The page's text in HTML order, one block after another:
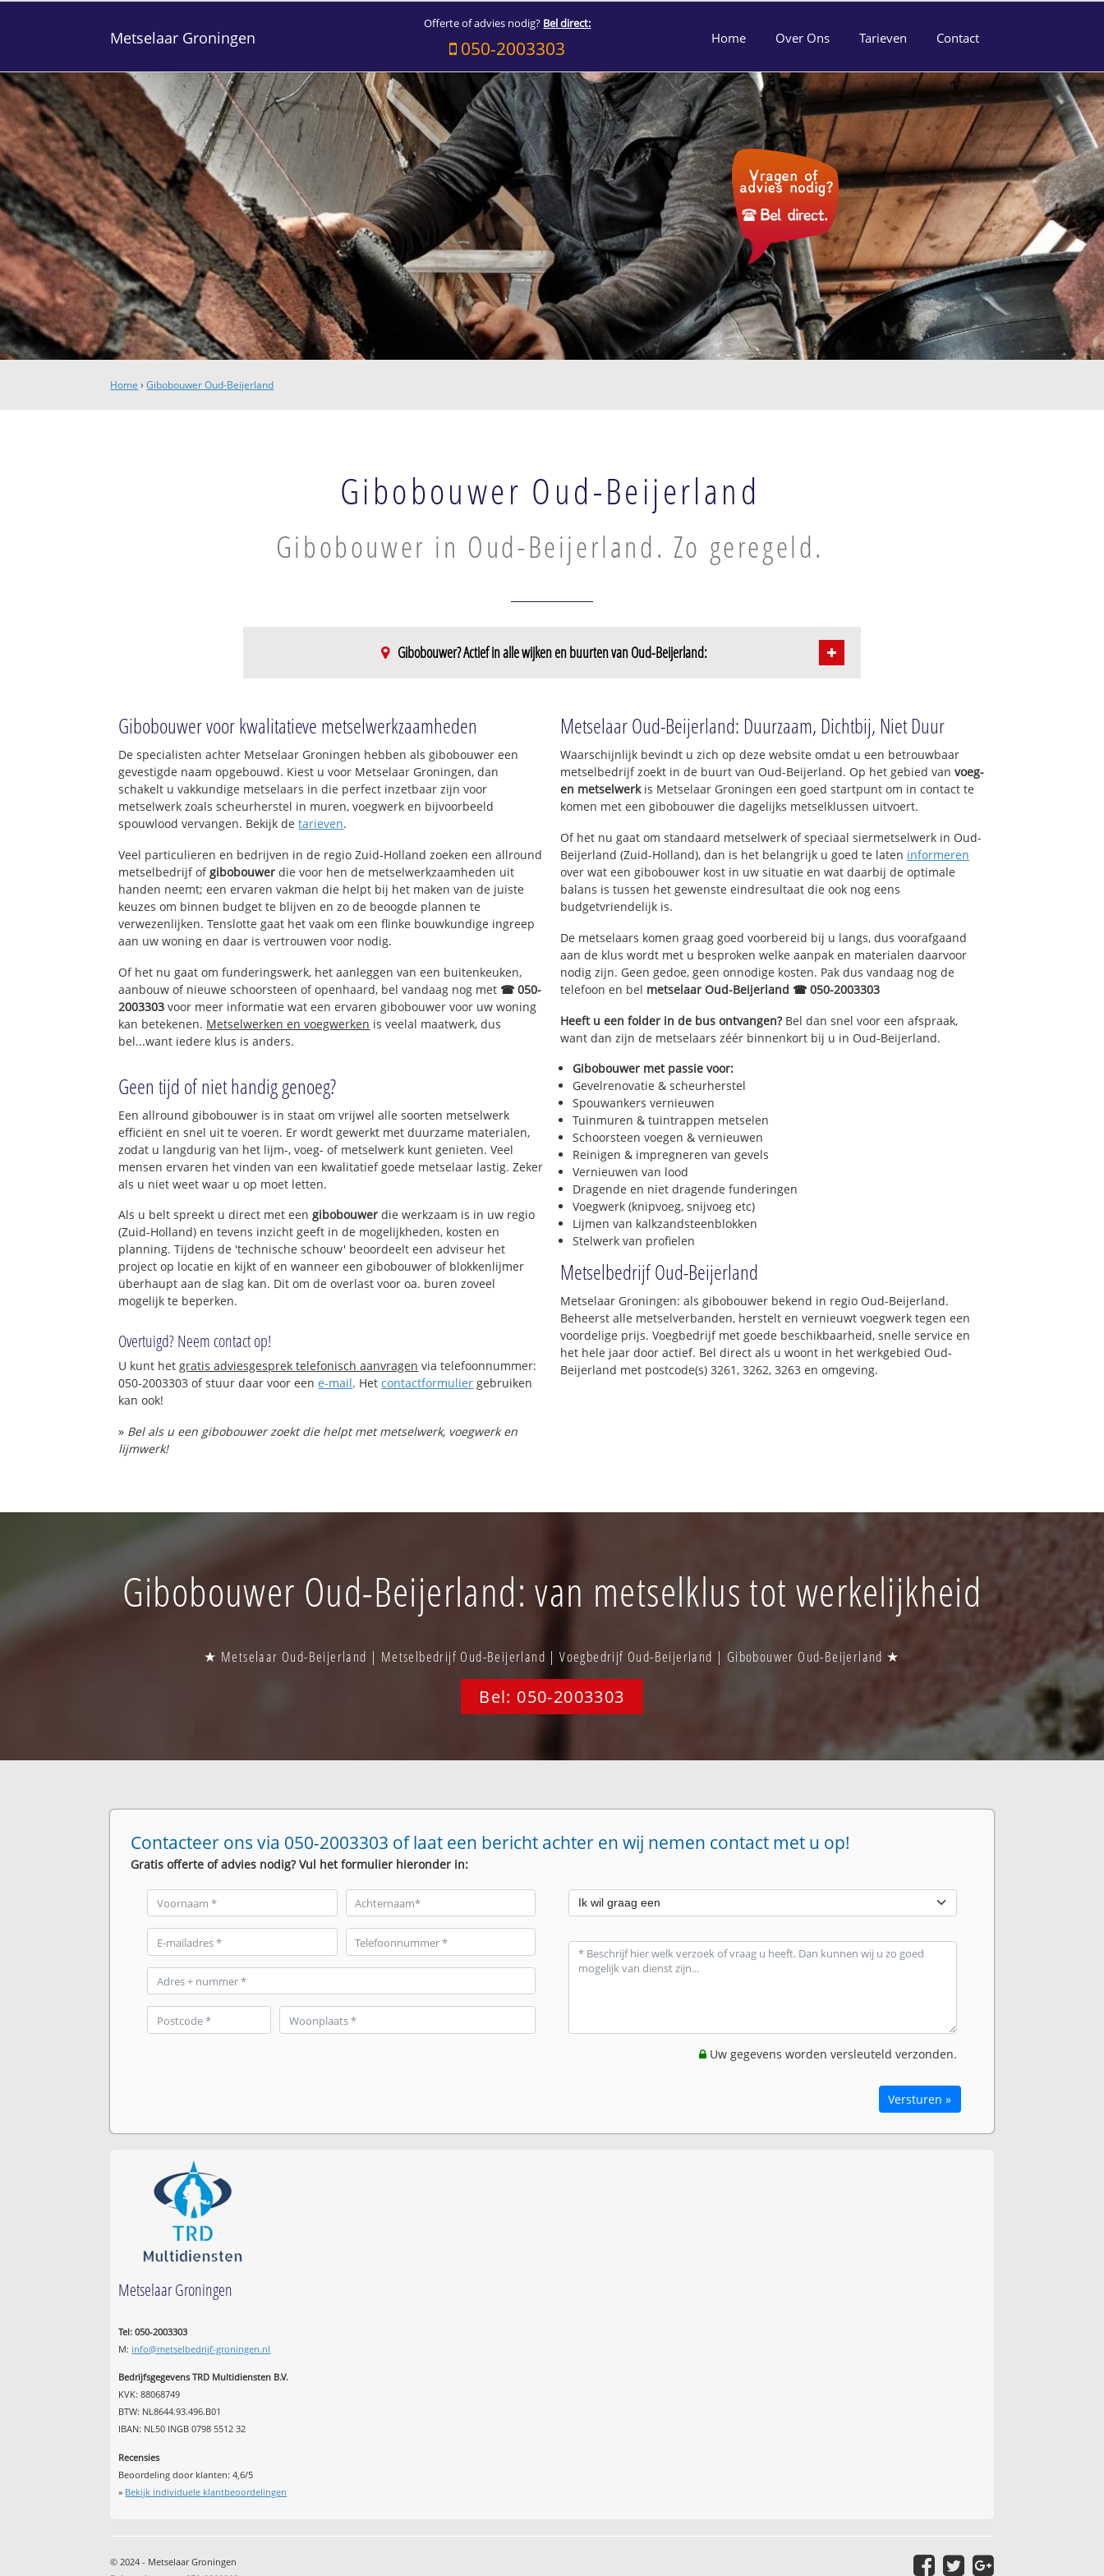
Metselaar Groningen
Offerte of advies nodig? Bel direct:
050-2003303 Home Over Ons Tarieven Contact
Home ›Gibobouwer Oud-Beijerland
Gibobouwer Oud-Beijerland
Gibobouwer in Oud-Beijerland. Zo geregeld.
Gibobouwer? Actief in alle wijken en buurten van Oud-Beijerland:
Oosterse Gorzenwijk
Centrum-Noord
Croonenburghwijk
Centrum-Zuid
Zeeheldenwijk
Zuidwijk
Zoomwijck
Spuioeverwijk
Bedrijventerrein Langeweg,
Rembrandtstraat
Poortwijk
Zinkweg buurtschap
Landelijk gebied
Gibobouwer voor kwalitatieve metselwerkzaamheden
De specialisten achter Metselaar Groningen hebben als gibobouwer een
gevestigde naam opgebouwd. Kiest u voor Metselaar Groningen, dan
schakelt u vakkundige metselaars in die perfect inzetbaar zijn voor
metselwerk zoals scheurherstel in muren, voegwerk en bijvoorbeeld
spouwlood vervangen. Bekijk detarieven.
Veel particulieren en bedrijven in de regio Zuid-Holland zoeken een allround
metselbedrijf ofgibobouwer die voor hen de metselwerkzaamheden uit
handen neemt; een ervaren vakman die helpt bij het maken van de juiste
keuzes om binnen budget te blijven en zo de beoogde plannen te
verwezenlijken. Tenslotte gaat het vaak om een flinke bouwkundige ingreep
aan uw woning en daar is vertrouwen voor nodig.
Of het nu gaat om funderingswerk, het aanleggen van een buitenkeuken,
aanbouw of nieuwe schoorsteen of openhaard, bel vandaag nog met ☎ 050-
2003303 voor meer informatie wat een ervaren gibobouwer voor uw woning
kan betekenen. Metselwerken en voegwerken is veelal maatwerk, dus
bel...want iedere klus is anders.
Geen tijd of niet handig genoeg?
Een allround gibobouwer is in staat om vrijwel alle soorten metselwerk
efficiënt en snel uit te voeren. Er wordt gewerkt met duurzame materialen,
zodat u langdurig van het lijm-, voeg- of metselwerk kunt genieten. Veel
mensen ervaren het vinden van een kwalitatief goede metselaar lastig. Zeker
als u niet weet waar u op moet letten.
Als u belt spreekt u direct met eengibobouwer die werkzaam is in uw regio
(Zuid-Holland) en tevens inzicht geeft in de mogelijkheden, kosten en
planning. Tijdens de 'technische schouw' beoordeelt een adviseur het
project op locatie en kijkt of en wanneer een gibobouwer of blokkenlijmer
überhaupt aan de slag kan. Dit om de overlast voor oa. buren zoveel
mogelijk te beperken.
Overtuigd? Neem contact op!
U kunt hetgratis adviesgesprek telefonisch aanvragen via telefoonnummer:
050-2003303 of stuur daar voor eene-mail. Hetcontactformulier gebruiken
kan ook!
» Bel als u een gibobouwer zoekt die helpt met metselwerk, voegwerk en
lijmwerk!
Metselaar Oud-Beijerland: Duurzaam, Dichtbij, Niet Duur
Waarschijnlijk bevindt u zich op deze website omdat u een betrouwbaar
metselbedrijf zoekt in de buurt van Oud-Beijerland. Op het gebied van voeg-
en metselwerkis Metselaar Groningen een goed startpunt om in contact te
komen met een gibobouwer die dagelijks metselklussen uitvoert.
Of het nu gaat om standaard metselwerk of speciaal siermetselwerk in Oud-
Beijerland (Zuid-Holland), dan is het belangrijk u goed te laten informeren
over wat een gibobouwer kost in uw situatie en wat daarbij de optimale
balans is tussen het gewenste eindresultaat die ook nog eens
budgetvriendelijk is.
De metselaars komen graag goed voorbereid bij u langs, dus voorafgaand
aan de klus wordt met u besproken welke aanpak en materialen daarvoor
nodig zijn. Geen gedoe, geen onnodige kosten. Pak dus vandaag nog de
telefoon en bel metselaar Oud-Beijerland ☎ 050-2003303
Heeft u een folder in de bus ontvangen?Bel dan snel voor een afspraak,
want dan zijn de metselaars zéér binnenkort bij u in Oud-Beijerland.
Gibobouwer met passie voor:
Gevelrenovatie & scheurherstel
Spouwankers vernieuwen
Tuinmuren & tuintrappen metselen
Schoorsteen voegen & vernieuwen
Reinigen & impregneren van gevels
Vernieuwen van lood
Dragende en niet dragende funderingen
Voegwerk (knipvoeg, snijvoeg etc)
Lijmen van kalkzandsteenblokken
Stelwerk van profielen
Metselbedrijf Oud-Beijerland
Metselaar Groningen: als gibobouwer bekend in regio Oud-Beijerland.
Beheerst alle metselverbanden, herstelt en vernieuwt voegwerk tegen een
voordelige prijs. Voegbedrijf met goede beschikbaarheid, snelle service en
het hele jaar door actief. Bel direct als u woont in het werkgebied Oud-
Beijerland met postcode(s) 3261, 3262, 3263 en omgeving.
Gibobouwer Oud-Beijerland: van metselklus tot werkelijkheid
★ Metselaar Oud-Beijerland | Metselbedrijf Oud-Beijerland | Voegbedrijf Oud-Beijerland | Gibobouwer Oud-Beijerland ★
Bel: 050-2003303
Contacteer ons via 050-2003303 of laat een bericht achter en wij nemen contact met u op!
Gratis offerte of advies nodig? Vul het formulier hieronder in:
Uw gegevens worden versleuteld verzonden.
Versturen »
Metselaar Groningen
Tel: 050-2003303
M: info@metselbedrijf-groningen.nl
Bedrijfsgegevens TRD Multidiensten B.V.
KVK: 88068749
BTW: NL8644.93.496.B01
IBAN: NL50 INGB 0798 5512 32
Recensies
Beoordeling door klanten:4,6/5
» Bekijk individuele klantbeoordelingen
© 2024 - Metselaar Groningen